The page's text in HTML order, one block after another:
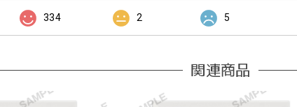
334 2 5
関連商品